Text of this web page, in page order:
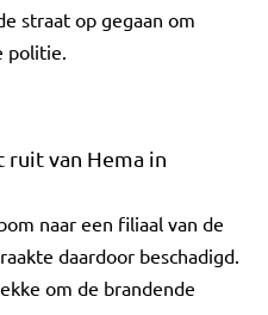
straat op gegaan om
politie.
van Hema in
naar een filiaal van de
daardoor beschadigd.
om de brandende